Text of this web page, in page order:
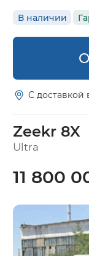
В наличии
С доставкой
Zeekr 8X
Ultra
11 800